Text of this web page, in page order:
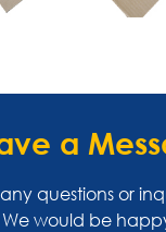
a
questions or
would be